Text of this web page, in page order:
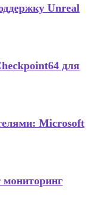
Unreal
для
Microsoft